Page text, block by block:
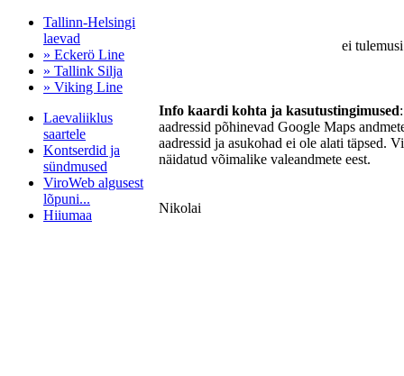
Tallinn-Helsingi
laevad
» Eckerö Line
» Tallink Silja
» Viking Line
Laevaliiklus
saartele
Kontserdid ja
sündmused
ViroWeb algusest
lõpuni...
Hiiumaa
ei
Info kaardi kohta ja kasutustingimused
aadressid põhinevad Google Maps
aadressid ja asukohad ei ole alati täpsed.
näidatud võimalike valeandmete eest.
Nikolai